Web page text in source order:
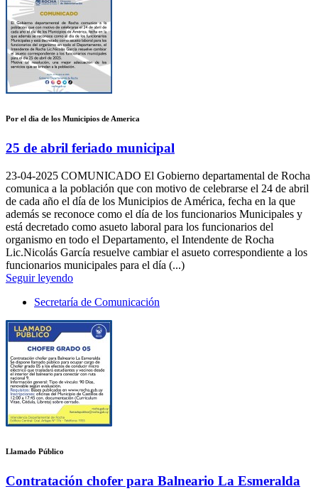
Por el dia de los Municipios de America
25 de abril feriado municipal
23-04-2025 COMUNICADO El Gobierno departamental de Rocha
comunica a la población que con motivo de celebrarse el 24 de abril
de cada año el día de los Municipios de América, fecha en la que
además se reconoce como el día de los funcionarios Municipales y
está decretado como asueto laboral para los funcionarios del
organismo en todo el Departamento, el Intendente de Rocha
Lic.Nicolás García resuelve cambiar el asueto correspondiente a los
funcionarios municipales para el día (...)
Seguir leyendo
Secretaría de Comunicación
Llamado Público
Contratación chofer para Balneario La Esmeralda